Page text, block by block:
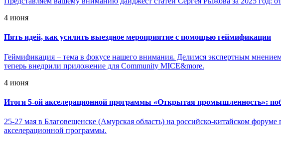
4 июня
Пять идей, как усилить выездное мероприятие с помощью геймификации
Геймификация – тема в фокусе нашего внимания. Делимся экспертным
теперь внедрили приложение для Community MICE&more.
4 июня
Итоги 5-ой акселерационной программы «Открытая промышленность»:
25-27 мая в Благовещенске (Амурская область) на российско-китайском
акселерационной программы.